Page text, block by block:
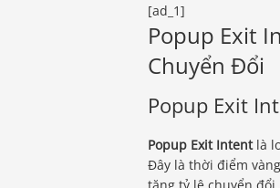
[ad_1]
Popup Exit
Chuyển Đổi
Popup Exit
Popup Exit Intentlà
Đây là thời điểm
tăng tỷ lệ chuyển đổi.